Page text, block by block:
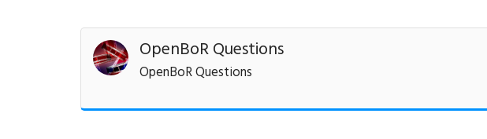
OpenBoR Questions
OpenBoR Questions